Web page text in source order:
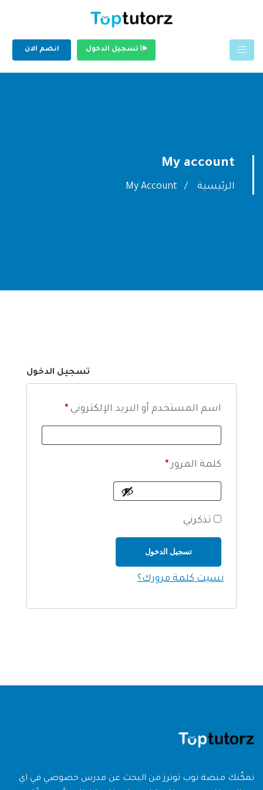
تسجيل الدخول انضم الان
My account
الرئيسية My Account
تسجيل الدخول
اسم المستخدم أو البريد الإلكتروني *مطلوبة
كلمة المرور*مطلوبة
تذكرني
تسجيل الدخول
نسيت كلمة مرورك؟
تمكّنك منصة توب توترز من البحث عن مدرس خصوصي في اي